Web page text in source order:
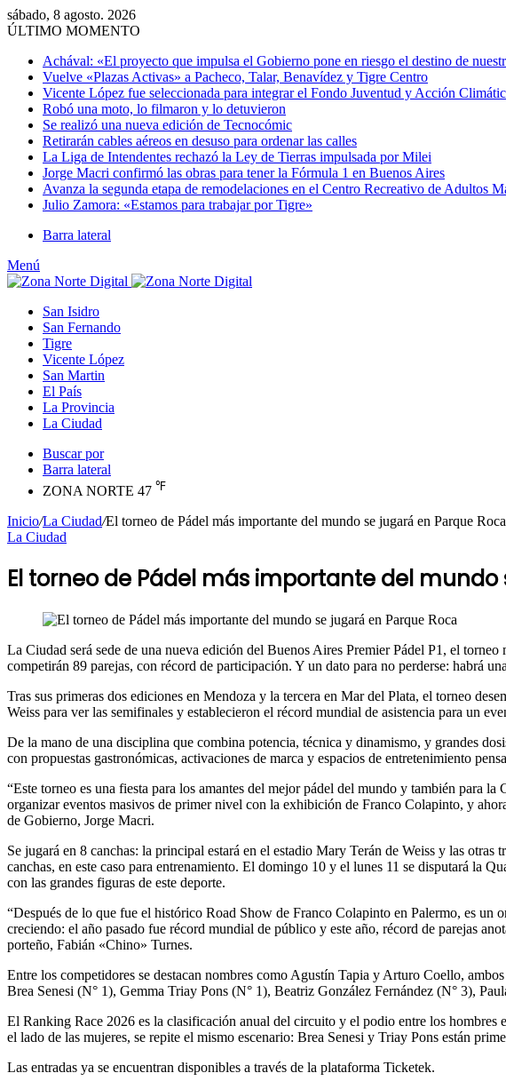
sábado, 8 agosto. 2026
ÚLTIMO MOMENTO
Achával: «El proyecto que impulsa el Gobierno pone en riesgo el destino de
Vuelve «Plazas Activas» a Pacheco, Talar, Benavídez y Tigre Centro
Vicente López fue seleccionada para integrar el Fondo Juventud y Acción
Robó una moto, lo filmaron y lo detuvieron
Se realizó una nueva edición de Tecnocómic
Retirarán cables aéreos en desuso para ordenar las calles
La Liga de Intendentes rechazó la Ley de Tierras impulsada por Milei
Jorge Macri confirmó las obras para tener la Fórmula 1 en Buenos Aires
Avanza la segunda etapa de remodelaciones en el Centro Recreativo de Adultos
Julio Zamora: «Estamos para trabajar por Tigre»
Barra lateral
Menú
San Isidro
San Fernando
Tigre
Vicente López
San Martin
El País
La Provincia
La Ciudad
Buscar por
Barra lateral
ZONA NORTE 47 ℉
Inicio/La Ciudad/El torneo de Pádel más importante del mundo se jugará en Parque Roca
La Ciudad
El torneo de Pádel más importante del mundo
La Ciudad será sede de una nueva edición del Buenos Aires Premier Pádel P1, el
competirán 89 parejas, con récord de participación. Y un dato para no perderse: habrá
Tras sus primeras dos ediciones en Mendoza y la tercera en Mar del Plata, el torneo
Weiss para ver las semifinales y establecieron el récord mundial de asistencia para un
De la mano de una disciplina que combina potencia, técnica y dinamismo, y grandes
con propuestas gastronómicas, activaciones de marca y espacios de entretenimiento
“Este torneo es una fiesta para los amantes del mejor pádel del mundo y también para
organizar eventos masivos de primer nivel con la exhibición de Franco Colapinto, y
de Gobierno, Jorge Macri.
Se jugará en 8 canchas: la principal estará en el estadio Mary Terán de Weiss y las
canchas, en este caso para entrenamiento. El domingo 10 y el lunes 11 se disputará la
con las grandes figuras de este deporte.
“Después de lo que fue el histórico Road Show de Franco Colapinto en Palermo, es
creciendo: el año pasado fue récord mundial de público y este año, récord de parejas
porteño, Fabián «Chino» Turnes.
Entre los competidores se destacan nombres como Agustín Tapia y Arturo Coello,
Brea Senesi (N° 1), Gemma Triay Pons (N° 1), Beatriz González Fernández (N° 3),
El Ranking Race 2026 es la clasificación anual del circuito y el podio entre los hombres
el lado de las mujeres, se repite el mismo escenario: Brea Senesi y Triay Pons están
Las entradas ya se encuentran disponibles a través de la plataforma Ticketek.